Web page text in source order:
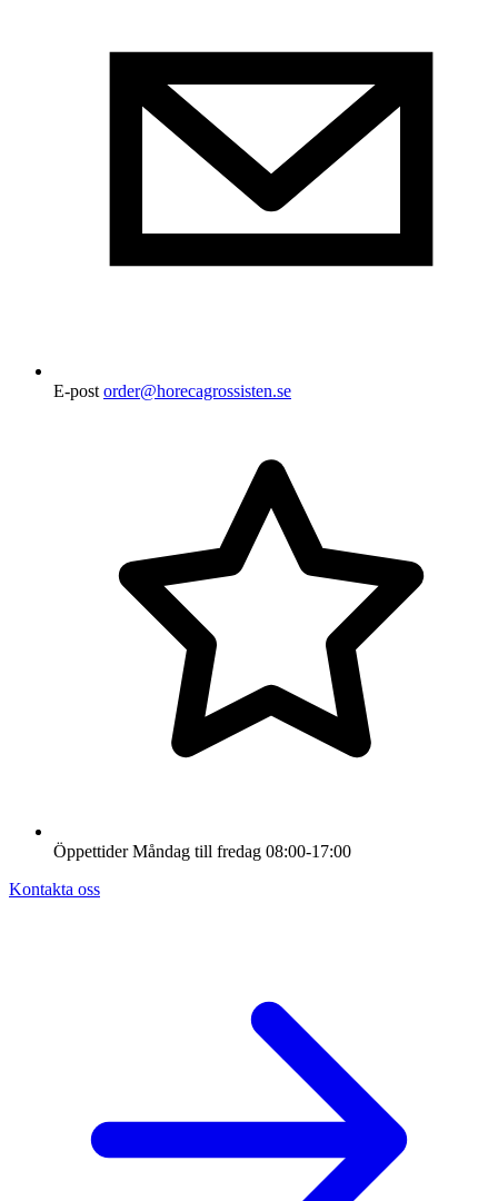
E-post order@horecagrossisten.se
Öppettider Måndag till fredag 08:00-17:00
Kontakta oss